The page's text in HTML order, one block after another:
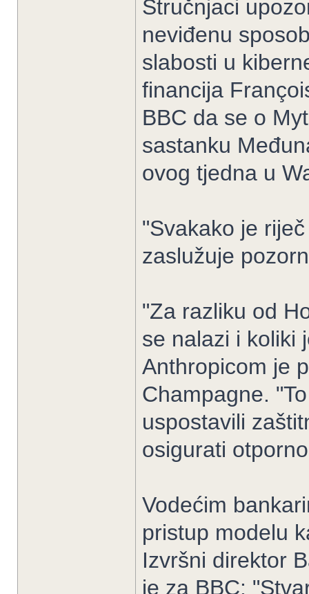
Stručnjaci
neviđenu
slabosti u
financija
BBC da se o
sastanku
ovog tjedna u
"Svakako je
zaslužuje
"Za razliku od
se nalazi i koliki
Anthropicom je
Champagne.
uspostavili
osigurati
Vodećim
pristup modelu
Izvršni direktor
je za BBC: